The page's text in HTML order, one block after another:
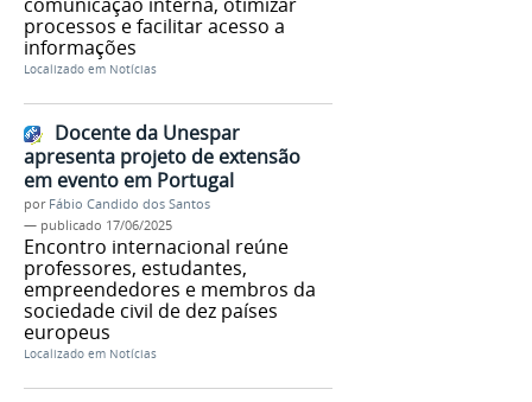
processos e facilitar acesso a
informações
Localizado em Notícias
Docente da Unespar
apresenta projeto de extensão
em evento em Portugal
por Fábio Candido dos Santos
— publicado 17/06/2025
Encontro internacional reúne
professores, estudantes,
empreendedores e membros da
sociedade civil de dez países
europeus
Localizado em Notícias